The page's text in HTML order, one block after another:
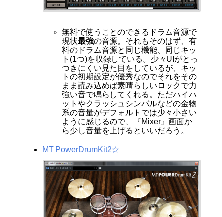
無料で使うことのできるドラム音源で
現状最強の音源。それもそのはず、有
料のドラム音源と同じ機能、同じキッ
ト(1つ)を収録している。少々UIがとっ
つきにくい見た目をしているが、キッ
トの初期設定が優秀なのでそれをその
まま読み込めば素晴らしいロックで力
強い音で鳴らしてくれる。ただハイハ
ットやクラッシュシンバルなどの金物
系の音量がデフォルトでは少々小さい
ように感じるので、『Mixer』画面か
ら少し音量を上げるといいだろう。
MT PowerDrumKit2☆